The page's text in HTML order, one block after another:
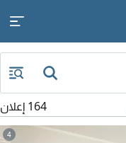
164 إعلان
4